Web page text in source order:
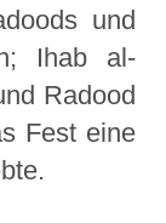
und
Ihab al-
Radood
Fest eine